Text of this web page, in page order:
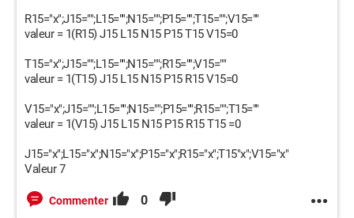
R15="x";J15="";L15="";N15="";P15="";T15="";V15=""
valeur = 1(R15) J15 L15 N15 P15 T15 V15=0
T15="x";J15="";L15="";N15="";R15="";V15=""
valeur = 1(T15) J15 L15 N15 P15 R15 V15=0
V15="x";J15="";L15="";N15="";P15="";R15="";T15=""
valeur = 1(V15) J15 L15 N15 P15 R15 T15 =0
J15="x";L15="x";N15="x";P15="x";R15="x";T15"x";V15="x"
Valeur 7
Commenter 0